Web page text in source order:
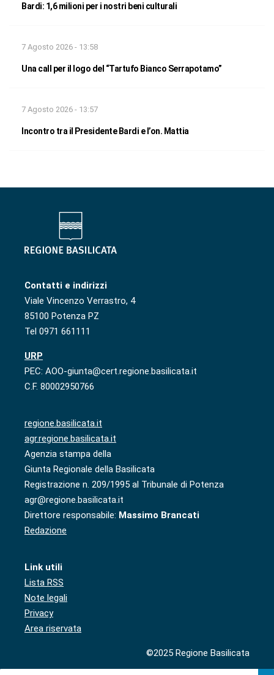
Bardi: 1,6 milioni per i nostri beni culturali
7 Agosto 2026 - 13:58
Una call per il logo del “Tartufo Bianco Serrapotamo”
7 Agosto 2026 - 13:57
Incontro tra il Presidente Bardi e l’on. Mattia
Contatti e indirizzi
Viale Vincenzo Verrastro, 4
85100 Potenza PZ
Tel 0971 661111
URP
PEC: AOO-giunta@cert.regione.basilicata.it
C.F. 80002950766
regione.basilicata.it
agr.regione.basilicata.it
Agenzia stampa della
Giunta Regionale della Basilicata
Registrazione n. 209/1995 al Tribunale di Potenza
agr@regione.basilicata.it
Direttore responsabile: Massimo Brancati
Redazione
Link utili
Lista RSS
Note legali
Privacy
Area riservata
©2025 Regione Basilicata